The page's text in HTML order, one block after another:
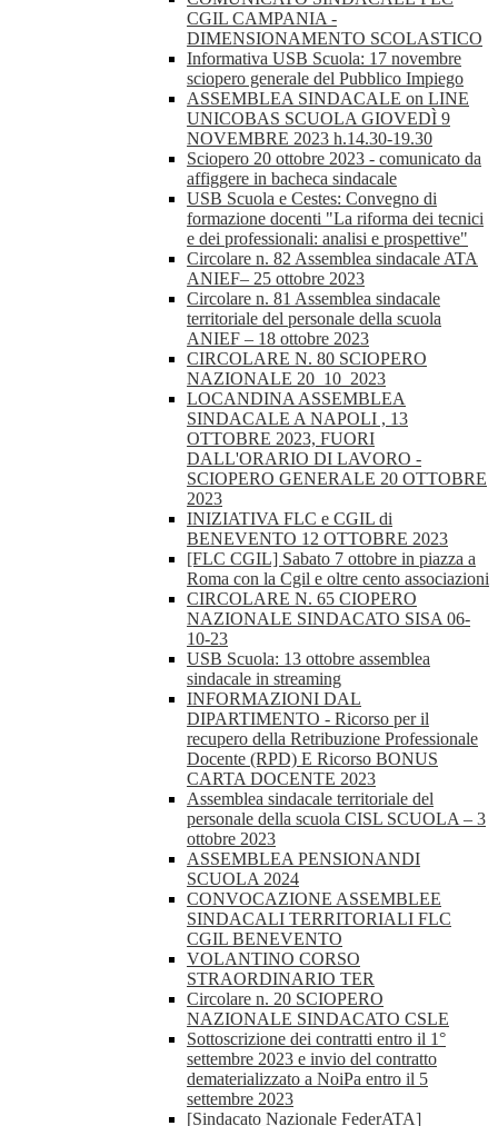
CGIL CAMPANIA -
DIMENSIONAMENTO SCOLASTICO
Informativa USB Scuola: 17 novembre
sciopero generale del Pubblico Impiego
ASSEMBLEA SINDACALE on LINE
UNICOBAS SCUOLA GIOVEDÌ 9
NOVEMBRE 2023 h.14.30-19.30
Sciopero 20 ottobre 2023 - comunicato da
affiggere in bacheca sindacale
USB Scuola e Cestes: Convegno di
formazione docenti "La riforma dei tecnici
e dei professionali: analisi e prospettive"
Circolare n. 82 Assemblea sindacale ATA
ANIEF– 25 ottobre 2023
Circolare n. 81 Assemblea sindacale
territoriale del personale della scuola
ANIEF – 18 ottobre 2023
CIRCOLARE N. 80 SCIOPERO
NAZIONALE 20_10_2023
LOCANDINA ASSEMBLEA
SINDACALE A NAPOLI , 13
OTTOBRE 2023, FUORI
DALL'ORARIO DI LAVORO -
SCIOPERO GENERALE 20 OTTOBRE
2023
INIZIATIVA FLC e CGIL di
BENEVENTO 12 OTTOBRE 2023
[FLC CGIL] Sabato 7 ottobre in piazza a
Roma con la Cgil e oltre cento associazioni
CIRCOLARE N. 65 CIOPERO
NAZIONALE SINDACATO SISA 06-
10-23
USB Scuola: 13 ottobre assemblea
sindacale in streaming
INFORMAZIONI DAL
DIPARTIMENTO - Ricorso per il
recupero della Retribuzione Professionale
Docente (RPD) E Ricorso BONUS
CARTA DOCENTE 2023
Assemblea sindacale territoriale del
personale della scuola CISL SCUOLA – 3
ottobre 2023
ASSEMBLEA PENSIONANDI
SCUOLA 2024
CONVOCAZIONE ASSEMBLEE
SINDACALI TERRITORIALI FLC
CGIL BENEVENTO
VOLANTINO CORSO
STRAORDINARIO TER
Circolare n. 20 SCIOPERO
NAZIONALE SINDACATO CSLE
Sottoscrizione dei contratti entro il 1°
settembre 2023 e invio del contratto
dematerializzato a NoiPa entro il 5
settembre 2023
[Sindacato Nazionale FederATA]